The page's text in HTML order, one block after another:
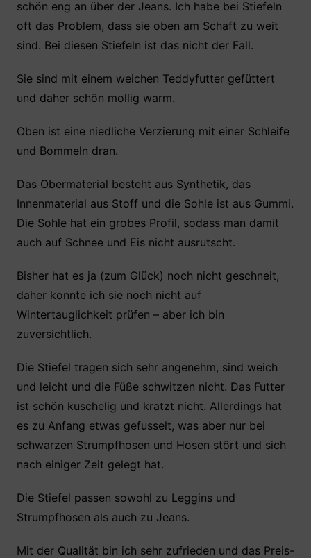
schön eng an über der Jeans. Ich habe bei Stiefeln
oft das Problem, dass sie oben am Schaft zu weit
sind. Bei diesen Stiefeln ist das nicht der Fall.
Sie sind mit einem weichen Teddyfutter gefüttert
und daher schön mollig warm.
Oben ist eine niedliche Verzierung mit einer Schleife
und Bommeln dran.
Das Obermaterial besteht aus Synthetik, das
Innenmaterial aus Stoff und die Sohle ist aus Gummi.
Die Sohle hat ein grobes Profil, sodass man damit
auch auf Schnee und Eis nicht ausrutscht.
Bisher hat es ja (zum Glück) noch nicht geschneit,
daher konnte ich sie noch nicht auf
Wintertauglichkeit prüfen – aber ich bin
zuversichtlich.
Die Stiefel tragen sich sehr angenehm, sind weich
und leicht und die Füße schwitzen nicht. Das Futter
ist schön kuschelig und kratzt nicht. Allerdings hat
es zu Anfang etwas gefusselt, was aber nur bei
schwarzen Strumpfhosen und Hosen stört und sich
nach einiger Zeit gelegt hat.
Die Stiefel passen sowohl zu Leggins und
Strumpfhosen als auch zu Jeans.
Mit der Qualität bin ich sehr zufrieden und das Preis-